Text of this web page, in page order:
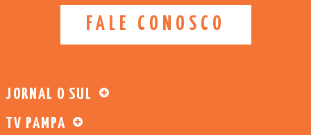
FALE CONOSCO
JORNAL O SUL
TV PAMPA